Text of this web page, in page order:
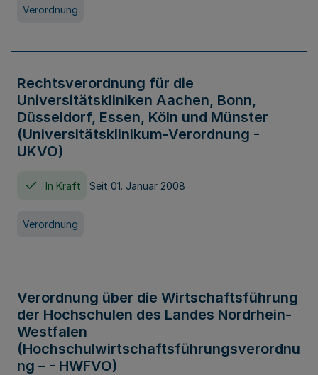
Verordnung
Rechtsverordnung für die
Universitätskliniken Aachen, Bonn,
Düsseldorf, Essen, Köln und Münster
(Universitätsklinikum-Verordnung -
UKVO)
In Kraft Seit 01. Januar 2008
Verordnung
Verordnung über die Wirtschaftsführung
der Hochschulen des Landes Nordrhein-
Westfalen
(Hochschulwirtschaftsführungsverordnu
ng – - HWFVO)